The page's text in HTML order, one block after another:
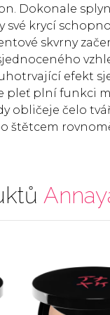
Dokonale
své krycí
skvrny
efekt
pleť plní funkci
obličeje čelo
štětcem